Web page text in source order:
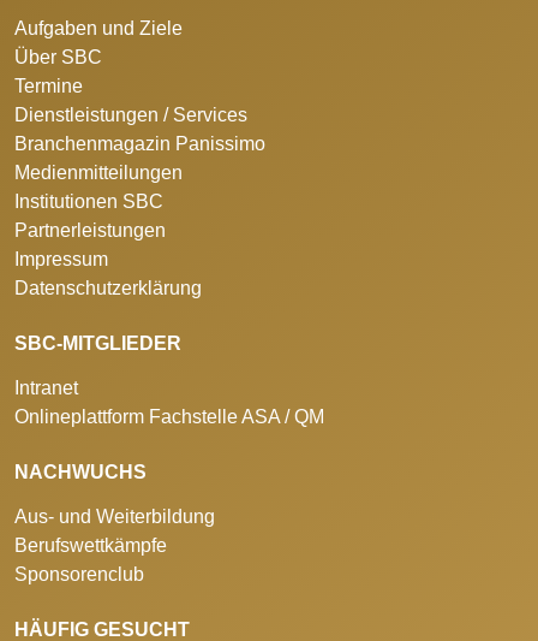
Aufgaben und Ziele
Über SBC
Termine
Dienstleistungen / Services
Branchenmagazin Panissimo
Medienmitteilungen
Institutionen SBC
Partnerleistungen
Impressum
Datenschutzerklärung
SBC-MITGLIEDER
Intranet
Onlineplattform Fachstelle ASA / QM
NACHWUCHS
Aus- und Weiterbildung
Berufswettkämpfe
Sponsorenclub
HÄUFIG GESUCHT